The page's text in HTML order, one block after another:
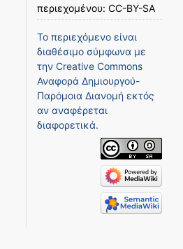
περιεχομένου: CC-BY-SA
Το περιεχόμενο είναι
διαθέσιμο σύμφωνα με
την Creative Commons
Αναφορά Δημιουργού-
Παρόμοια Διανομή εκτός
αν αναφέρεται
διαφορετικά.